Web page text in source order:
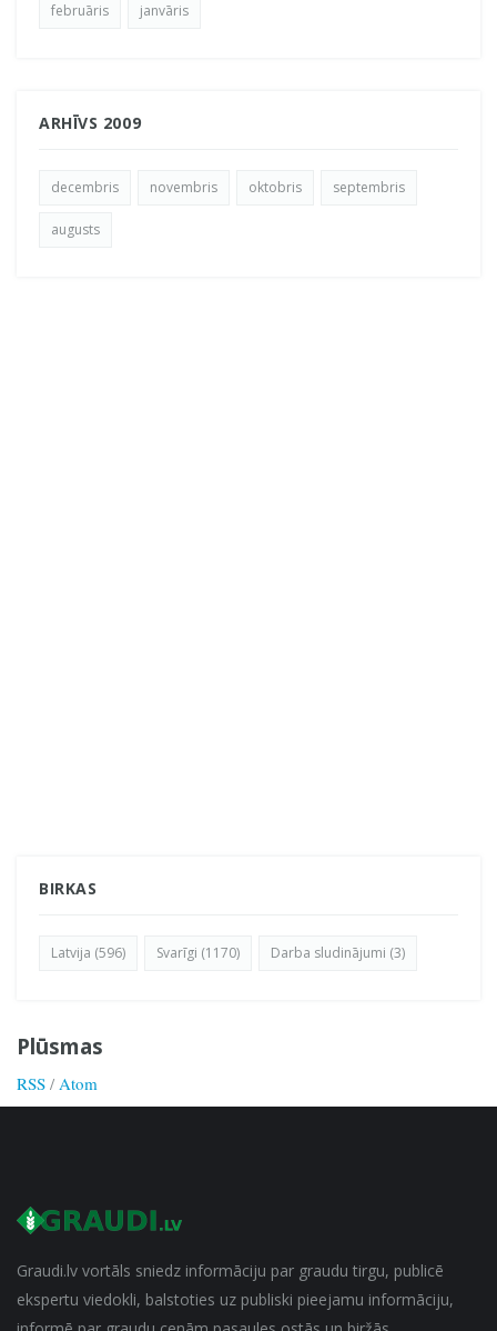
februāris janvāris
ARHĪVS 2009
decembris novembris oktobris septembris
augusts
BIRKAS
Latvija (596) Svarīgi (1170) Darba sludinājumi (3)
Plūsmas
RSS / Atom
Graudi.lv vortāls sniedz informāciju par graudu tirgu, publicē
ekspertu viedokli, balstoties uz publiski pieejamu informāciju,